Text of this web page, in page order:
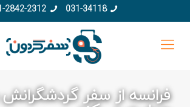
031-34118
2842-2312
فرانسه از سفر گردشگرانش